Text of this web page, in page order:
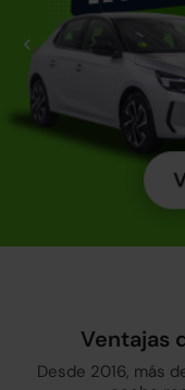
Ventajas
Desde 2016, más